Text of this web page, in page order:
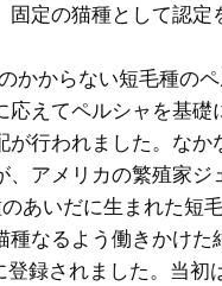
固定の猫種として認定
かからない短毛種の
応えてペルシャを基礎
が行われました。なか
、アメリカの繁殖家ジ
あいだに生まれた短
種なるよう働きかけ
登録されました。当初